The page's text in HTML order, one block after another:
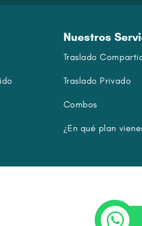
Nuestros
Traslado
Traslado Privado
Combos
¿En qué plan